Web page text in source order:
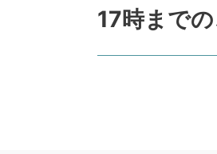
17時までの